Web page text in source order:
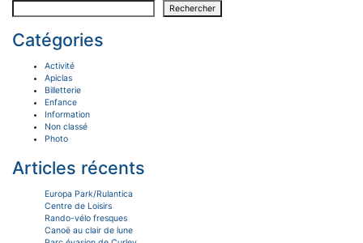
Rechercher
Catégories
Activité
Apiclas
Billetterie
Enfance
Information
Non classé
Photo
Articles récents
Europa Park/Rulantica
Centre de Loisirs
Rando-vélo fresques
Canoë au clair de lune